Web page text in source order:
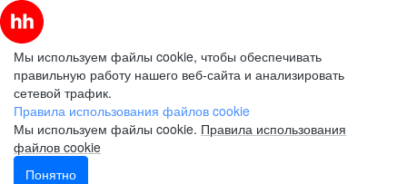
Мы используем файлы cookie, чтобы обеспечивать
правильную работу нашего веб-сайта и анализировать
сетевой трафик.
Правила использования файлов cookie
Мы используем файлы cookie. Правила использования
файлов cookie
Понятно